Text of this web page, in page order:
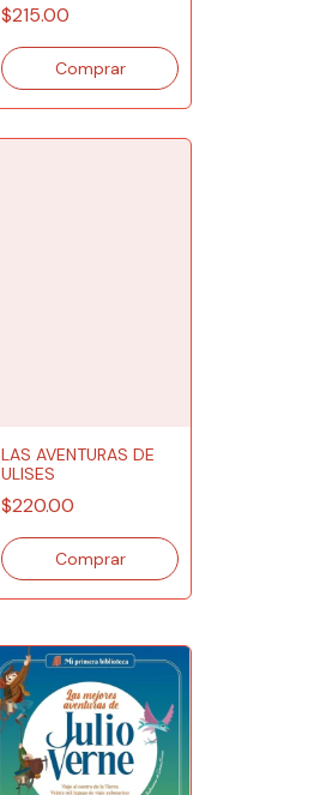
$215.00
LAS AVENTURAS DE
ULISES
$220.00